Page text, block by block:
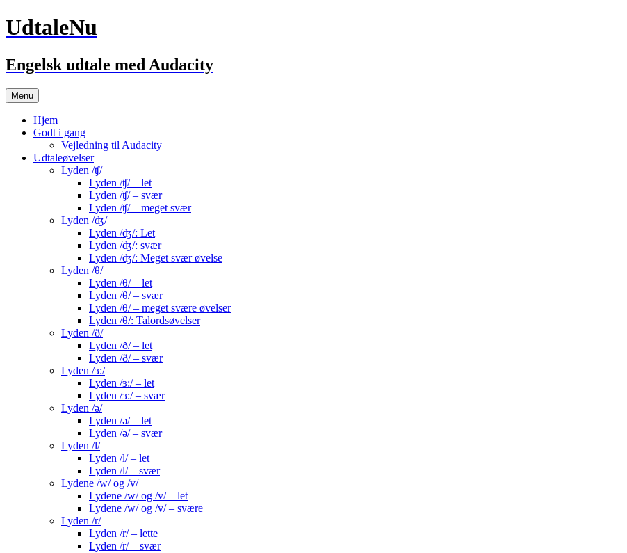
UdtaleNu
Engelsk udtale med Audacity
Menu Hop
til
indhold
Hjem
Godt i gang
Vejledning til Audacity
Udtaleøvelser
Lyden /ʧ/
Lyden /ʧ/ – let
Lyden /ʧ/ – svær
Lyden /ʧ/ – meget svær
Lyden /ʤ/
Lyden /ʤ/: Let
Lyden /ʤ/: svær
Lyden /ʤ/: Meget svær øvelse
Lyden /θ/
Lyden /θ/ – let
Lyden /θ/ – svær
Lyden /θ/ – meget svære øvelser
Lyden /θ/: Talordsøvelser
Lyden /ð/
Lyden /ð/ – let
Lyden /ð/ – svær
Lyden /ɜ:/
Lyden /ɜ:/ – let
Lyden /ɜ:/ – svær
Lyden /ə/
Lyden /ə/ – let
Lyden /ə/ – svær
Lyden /l/
Lyden /l/ – let
Lyden /l/ – svær
Lydene /w/ og /v/
Lydene /w/ og /v/ – let
Lydene /w/ og /v/ – svære
Lyden /r/
Lyden /r/ – lette
Lyden /r/ – svær